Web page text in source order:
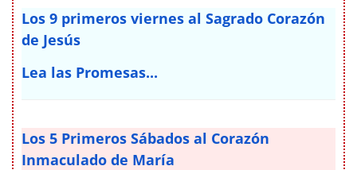
Los 9 primeros viernes al Sagrado Corazón
de Jesús
Lea las Promesas...
Los 5 Primeros Sábados al Corazón
Inmaculado de María